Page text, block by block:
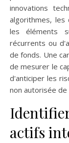
innovations
algorithmes, les
les éléments
récurrents ou
de fonds. Une
de mesurer le
d'anticiper les
non autorisée
actifs